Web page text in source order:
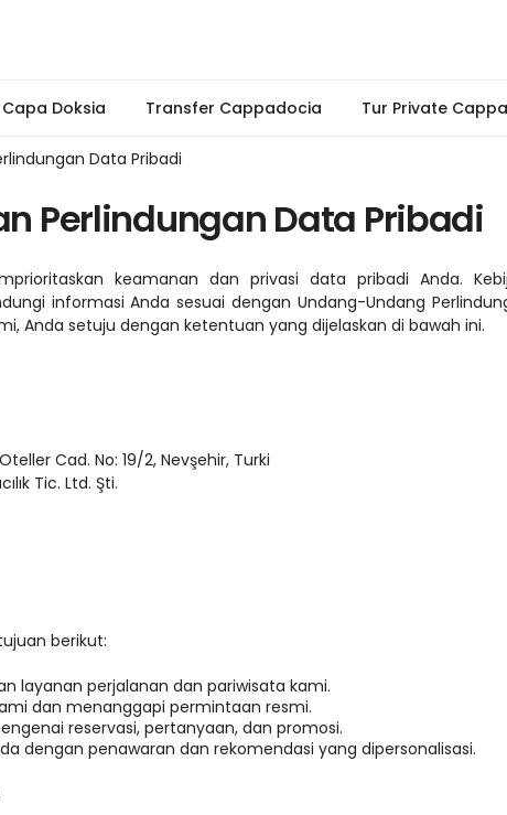
Doksia Transfer Cappadocia Tur Private
Data Pribadi
Perlindungan Data Pribadi
keamanan dan privasi data pribadi Anda.
informasi Anda sesuai dengan Undang-Undang
Anda setuju dengan ketentuan yang dijelaskan di bawah ini.
Cad. No: 19/2, Nevşehir, Turki
Tic. Ltd. Şti.
berikut:
layanan perjalanan dan pariwisata kami.
dan menanggapi permintaan resmi.
reservasi, pertanyaan, dan promosi.
dengan penawaran dan rekomendasi yang dipersonalisasi.